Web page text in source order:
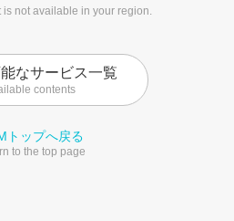
is not available in your region.
なサービス一覧
contents
トップへ戻る
to the top page